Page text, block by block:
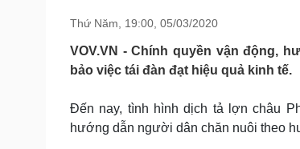
Pháp luật
Tin nóng
Tư vấn luật
Việt Nam
Phân tích
Sức khỏe
Đời sống
Thứ Năm, 19:00, 05/03/2020
VOV.VN - Chính quyền vận động,
bảo việc tái đàn đạt hiệu quả kinh tế.
Đến nay, tình hình dịch tả lợn châu
hướng dẫn người dân chăn nuôi theo